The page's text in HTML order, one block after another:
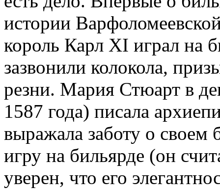
истории
король Карл XI играл на
зазвонили колокола,
резни. Мария Стюарт в
1587 года) писала
выражала заботу о
игру на бильярде (он
уверен, что его